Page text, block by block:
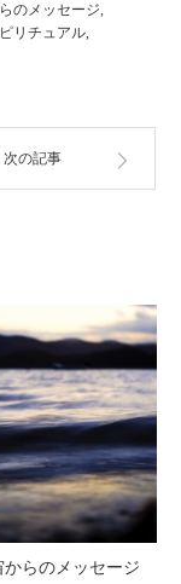
のメッセージ,
リチュアル,
次の記事
らのメッセージ